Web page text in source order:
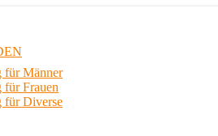
Berlin
für Männer
für Frauen
für Diverse